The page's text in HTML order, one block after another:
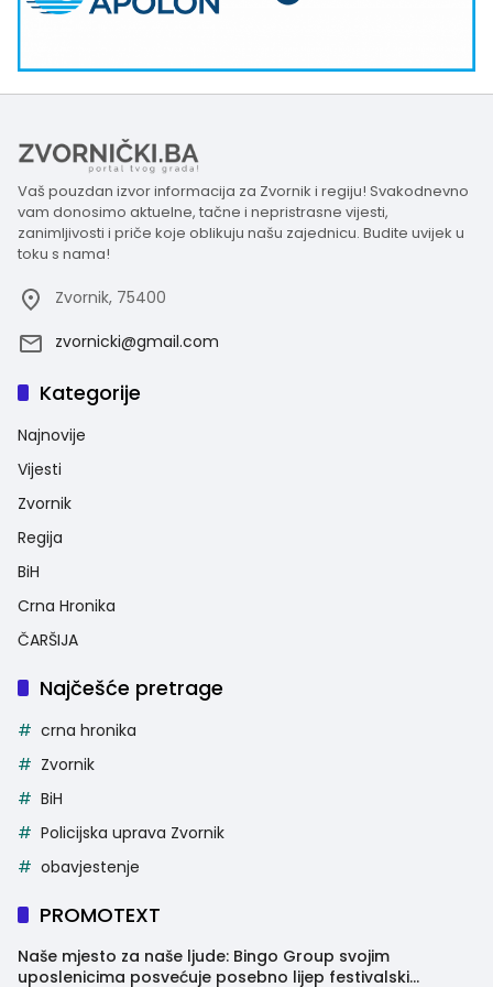
Vaš pouzdan izvor informacija za Zvornik i regiju! Svakodnevno
vam donosimo aktuelne, tačne i nepristrasne vijesti,
zanimljivosti i priče koje oblikuju našu zajednicu. Budite uvijek u
toku s nama!
Zvornik, 75400
zvornicki@gmail.com
Kategorije
Najnovije
Vijesti
Zvornik
Regija
BiH
Crna Hronika
ČARŠIJA
Najčešće pretrage
crna hronika
Zvornik
BiH
Policijska uprava Zvornik
obavjestenje
PROMOTEXT
Naše mjesto za naše ljude: Bingo Group svojim
uposlenicima posvećuje posebno lijep festivalski